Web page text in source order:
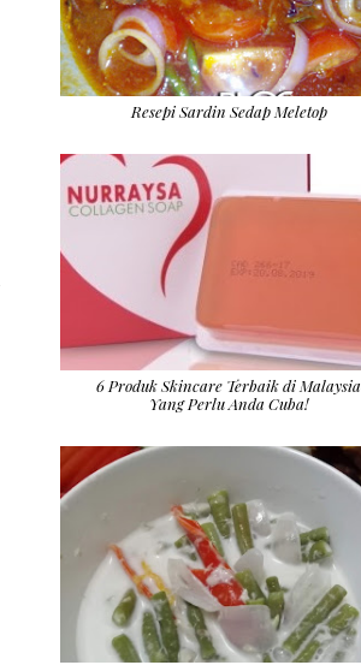
Resepi Sardin Sedap Meletop
6 Produk Skincare Terbaik di Malaysia
Yang Perlu Anda Cuba!